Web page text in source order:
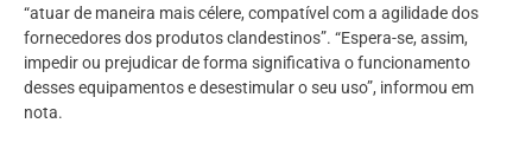
“atuar de maneira mais célere, compatível com a agilidade dos
fornecedores dos produtos clandestinos”. “Espera-se, assim,
impedir ou prejudicar de forma significativa o funcionamento
desses equipamentos e desestimular o seu uso”, informou em
nota.